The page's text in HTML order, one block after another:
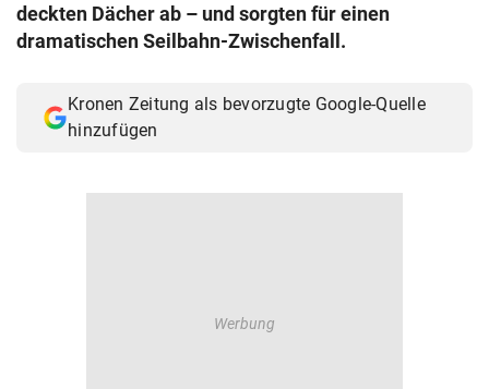
deckten Dächer ab – und sorgten für einen
dramatischen Seilbahn-Zwischenfall.
Kronen Zeitung als bevorzugte Google-Quelle
hinzufügen